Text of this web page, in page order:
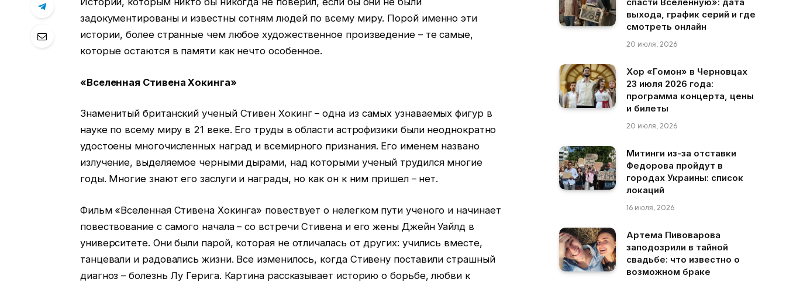
задокументированы и известны сотням людей по всему миру. Порой именно эти
истории, более странные чем любое художественное произведение – те самые,
которые остаются в памяти как нечто особенное.
«Вселенная Стивена Хокинга»
Знаменитый британский ученый Стивен Хокинг – одна из самых узнаваемых фигур в
науке по всему миру в 21 веке. Его труды в области астрофизики были неоднократно
удостоены многочисленных наград и всемирного признания. Его именем названо
излучение, выделяемое черными дырами, над которыми ученый трудился многие
годы. Многие знают его заслуги и награды, но как он к ним пришел – нет.
Фильм «Вселенная Стивена Хокинга» повествует о нелегком пути ученого и начинает
повествование с самого начала – со встречи Стивена и его жены Джейн Уайлд в
университете. Они были парой, которая не отличалась от других: учились вместе,
танцевали и радовались жизни. Все изменилось, когда Стивену поставили страшный
диагноз – болезнь Лу Герига. Картина рассказывает историю о борьбе, любви к
выхода, график серий и где
смотреть онлайн
20 июля, 2026
Хор «Гомон» в Черновцах
23 июля 2026 года:
программа концерта, цены
и билеты
20 июля, 2026
Митинги из-за отставки
Федорова пройдут в
городах Украины: список
локаций
16 июля, 2026
Артема Пивоварова
заподозрили в тайной
свадьбе: что известно о
возможном браке